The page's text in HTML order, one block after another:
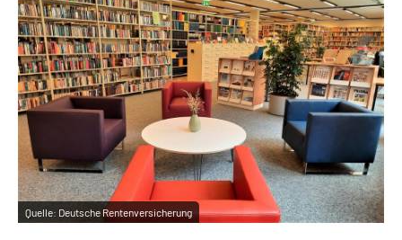
Online-Services
Inhalte in Gebärdensprache (DGS)
Leichte Sprache
Suche
Quelle: Deutsche Rentenversicherung